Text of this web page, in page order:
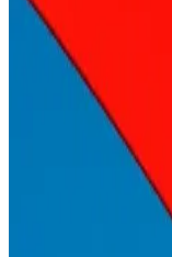
Saç güçlendirme
bilgiler, vitaminlerin
sağlığını koruyun ve
Saç Sağlığını
Alışkanlıklar
Saç sağlığı için doğru
Protein, vitamin ve
parlaklığını koruyun.
Çok Yönlü Saç